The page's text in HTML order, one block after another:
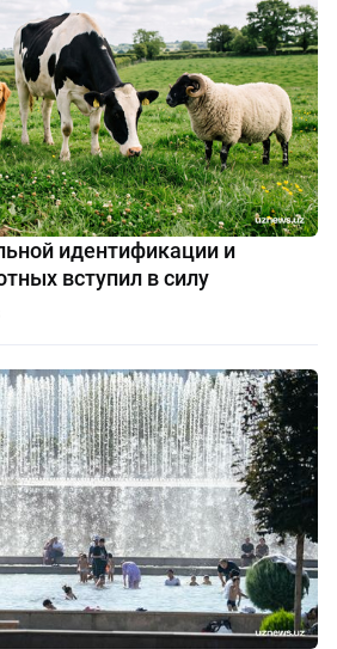
идентификации и
вступил в силу